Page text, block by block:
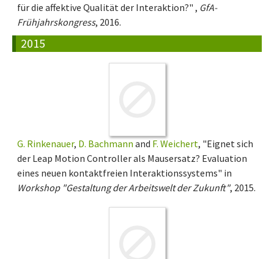
für die affektive Qualität der Interaktion?" , GfA-
Frühjahrskongress, 2016.
2015
G. Rinkenauer, D. Bachmann and F. Weichert, "Eignet sich
der Leap Motion Controller als Mausersatz? Evaluation
eines neuen kontaktfreien Interaktionssystems" in
Workshop "Gestaltung der Arbeitswelt der Zukunft", 2015.